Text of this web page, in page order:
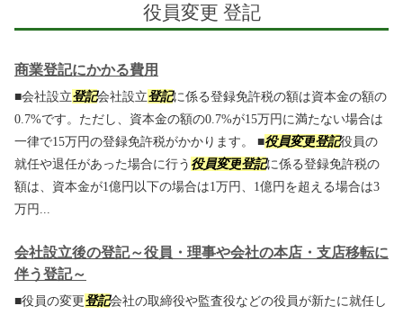
役員変更 登記
商業登記にかかる費用
■会社設立登記会社設立登記に係る登録免許税の額は資本金の額の
0.7%です。ただし、資本金の額の0.7%が15万円に満たない場合は
一律で15万円の登録免許税がかかります。 ■役員変更登記役員の
就任や退任があった場合に行う役員変更登記に係る登録免許税の
額は、資本金が1億円以下の場合は1万円、1億円を超える場合は3
万円...
会社設立後の登記～役員・理事や会社の本店・支店移転に
伴う登記～
■役員の変更登記会社の取締役や監査役などの役員が新たに就任し